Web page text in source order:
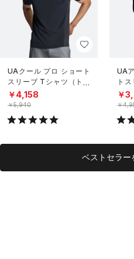
UAクール プロ ショート
スリーブ Tシャツ（トレ
ーニング/MEN）
￥4,158
￥5,940
UA
ト
レー
￥
￥
ベストセラー